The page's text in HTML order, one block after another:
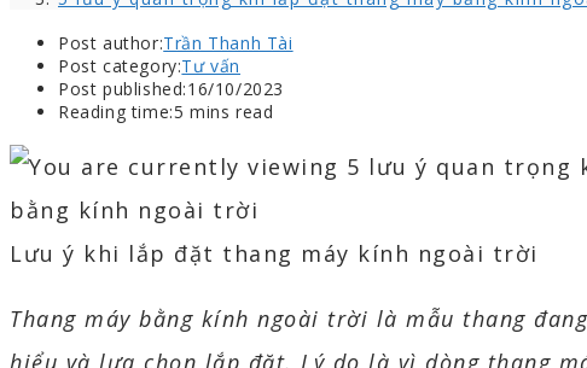
Post author:Trần Thanh Tài
Post category:Tư vấn
Post published:16/10/2023
Reading time:5 mins read
Lưu ý khi lắp đặt thang máy kính ngoài trời
Thang máy bằng kính ngoài trời là mẫu thang
hiểu và lựa chọn lắp đặt. Lý do là vì dòng thang